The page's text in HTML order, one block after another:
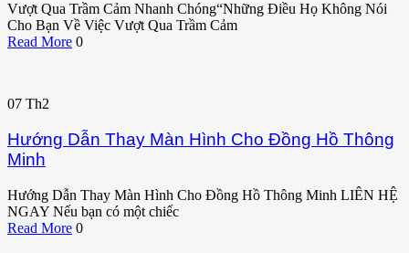
Vượt Qua Trầm Cảm Nhanh Chóng“Những Điều Họ Không Nói
Cho Bạn Về Việc Vượt Qua Trầm Cảm
Read More 0
07 Th2
Hướng Dẫn Thay Màn Hình Cho Đồng Hồ Thông
Minh
Hướng Dẫn Thay Màn Hình Cho Đồng Hồ Thông Minh LIÊN HỆ
NGAY Nếu bạn có một chiếc
Read More 0